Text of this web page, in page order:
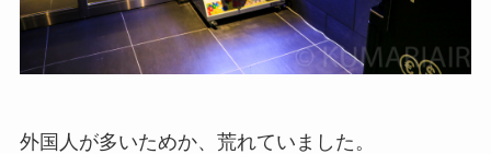
外国人が多いためか、荒れていました。